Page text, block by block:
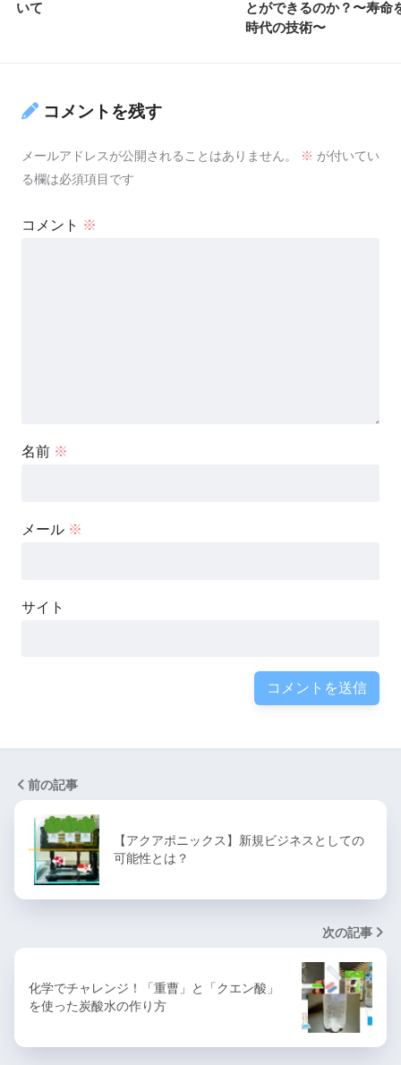
いて
とができるのか？〜寿命
時代の技術〜
コメントを残す
メールアドレスが公開されることはありません。 ※ が付いてい
る欄は必須項目です
コメント ※
名前 ※
メール ※
サイト
前の記事
【アクアポニックス】新規ビジネスとしての
可能性とは？
次の記事
化学でチャレンジ！「重曹」と「クエン酸」
を使った炭酸水の作り方